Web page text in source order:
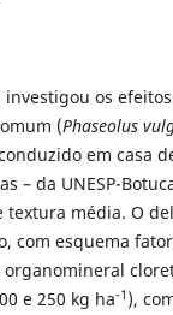
investigou os
(Phaseolus
em casa
– da UNESP-
textura média. O
com esquema
e 250 kg ha-1 ),